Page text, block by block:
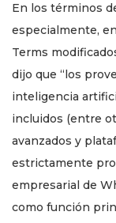
En los términos
especialmente,
Terms
dijo que “los
inteligencia
incluidos (entre
avanzados y
estrictamente
empresarial de
como función